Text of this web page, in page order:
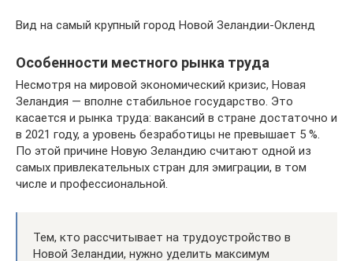
Вид на самый крупный город Новой Зеландии-Окленд
Особенности местного рынка труда
Несмотря на мировой экономический кризис, Новая
Зеландия — вполне стабильное государство. Это
касается и рынка труда: вакансий в стране достаточно и
в 2021 году, а уровень безработицы не превышает 5 %.
По этой причине Новую Зеландию считают одной из
самых привлекательных стран для эмиграции, в том
числе и профессиональной.
Тем, кто рассчитывает на трудоустройство в
Новой Зеландии, нужно уделить максимум